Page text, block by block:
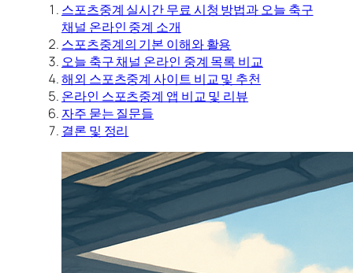
스포츠중계 실시간 무료 시청 방법과 오늘 축구
채널 온라인 중계 소개
스포츠중계의 기본 이해와 활용
오늘 축구 채널 온라인 중계 목록 비교
해외 스포츠중계 사이트 비교 및 추천
온라인 스포츠중계 앱 비교 및 리뷰
자주 묻는 질문들
결론 및 정리